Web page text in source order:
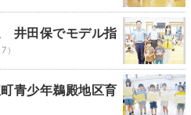
井田保でモデル指
）
青少年鵜殿地区育